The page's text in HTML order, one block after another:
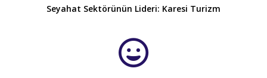
Seyahat Sektörünün Lideri: Karesi Turizm